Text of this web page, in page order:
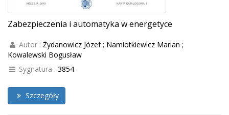
Zabezpieczenia i automatyka w energetyce
Autor : Żydanowicz Józef ; Namiotkiewicz Marian ;
Kowalewski Bogusław
Sygnatura : 3854
Szczegóły